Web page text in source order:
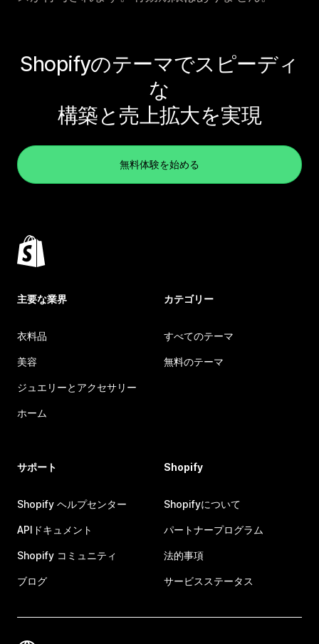
Shopifyのテーマでスピーディ
な
構築と売上拡大を実現
無料体験を始める
主要な業界
衣料品
美容
ジュエリーとアクセサリー
ホーム
カテゴリー
すべてのテーマ
無料のテーマ
サポート
Shopify ヘルプセンター
APIドキュメント
Shopify コミュニティ
ブログ
Shopify
Shopifyについて
パートナープログラム
法的事項
サービスステータス